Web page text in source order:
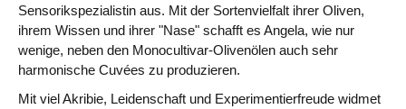
Sensorikspezialistin aus. Mit der Sortenvielfalt ihrer Oliven,
ihrem Wissen und ihrer "Nase" schafft es Angela, wie nur
wenige, neben den Monocultivar-Olivenölen auch sehr
harmonische Cuvées zu produzieren.
Mit viel Akribie, Leidenschaft und Experimentierfreude widmet